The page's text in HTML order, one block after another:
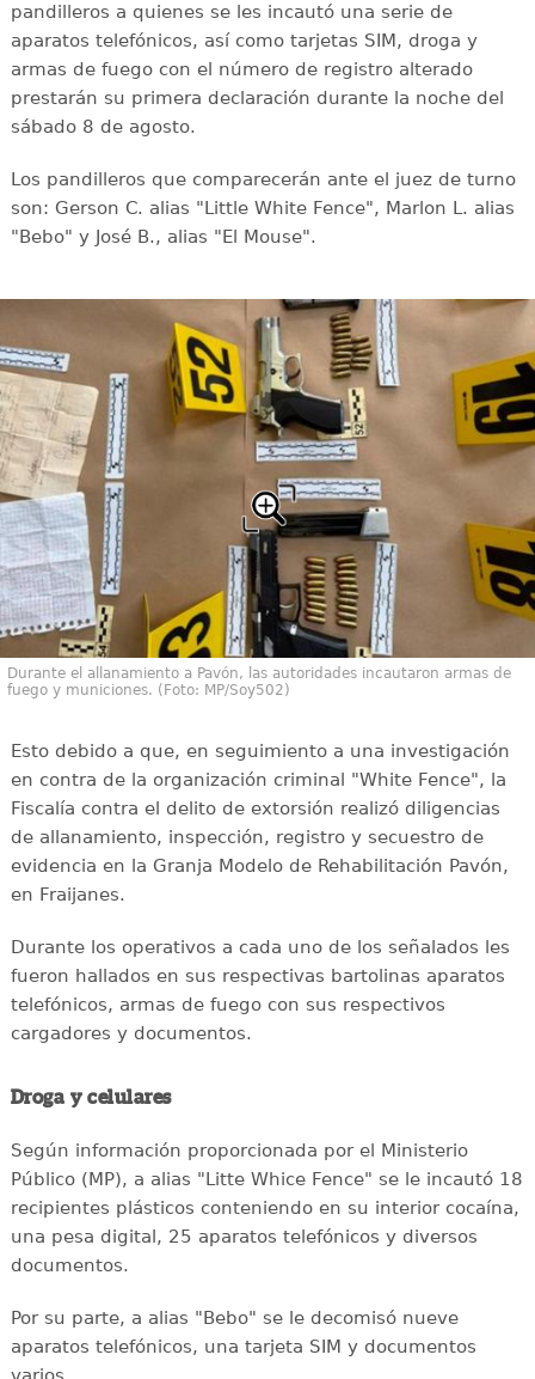
pandilleros a quienes se les incautó una serie de
aparatos telefónicos, así como tarjetas SIM, droga y
armas de fuego con el número de registro alterado
prestarán su primera declaración durante la noche del
sábado 8 de agosto.
Los pandilleros que comparecerán ante el juez de turno
son: Gerson C. alias "Little White Fence", Marlon L. alias
"Bebo" y José B., alias "El Mouse".
Durante el allanamiento a Pavón, las autoridades incautaron armas de
fuego y municiones. (Foto: MP/Soy502)
Esto debido a que, en seguimiento a una investigación
en contra de la organización criminal "White Fence", la
Fiscalía contra el delito de extorsión realizó diligencias
de allanamiento, inspección, registro y secuestro de
evidencia en la Granja Modelo de Rehabilitación Pavón,
en Fraijanes.
Durante los operativos a cada uno de los señalados les
fueron hallados en sus respectivas bartolinas aparatos
telefónicos, armas de fuego con sus respectivos
cargadores y documentos.
Droga y celulares
Según información proporcionada por el Ministerio
Público (MP), a alias "Litte Whice Fence" se le incautó 18
recipientes plásticos conteniendo en su interior cocaína,
una pesa digital, 25 aparatos telefónicos y diversos
documentos.
Por su parte, a alias "Bebo" se le decomisó nueve
aparatos telefónicos, una tarjeta SIM y documentos